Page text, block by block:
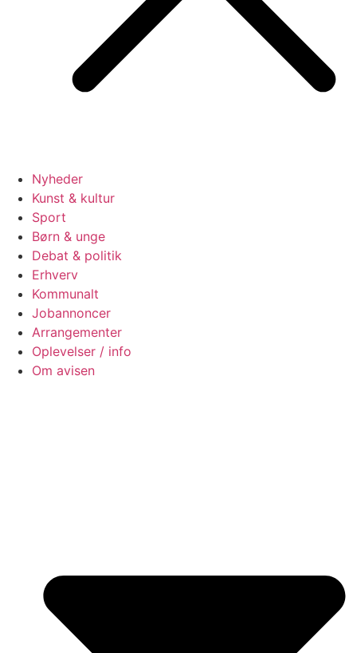
Nyheder
Kunst & kultur
Sport
Børn & unge
Debat & politik
Erhverv
Kommunalt
Jobannoncer
Arrangementer
Oplevelser / info
Om avisen